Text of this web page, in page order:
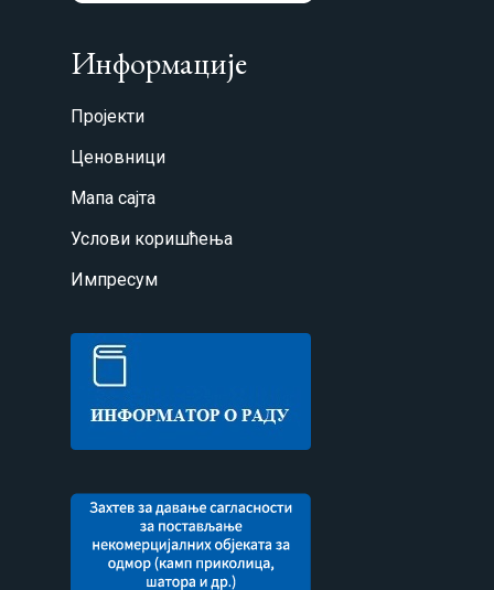
Информације
Пројекти
Ценовници
Мапа сајта
Услови коришћења
Импресум